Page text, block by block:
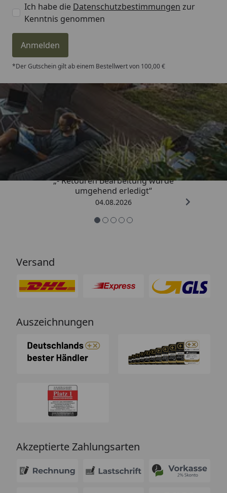
Ich habe die Datenschutzbestimmungen zur
Kenntnis genommen
Anmelden
*Der Gutschein gilt ab einem Bestellwert von 100,00 €
Trusted Shops
4,81/ 5
„- Retouren Bearbeitung wurde
umgehend erledigt“
04.08.2026
Versand
Auszeichnungen
Akzeptierte Zahlungsarten